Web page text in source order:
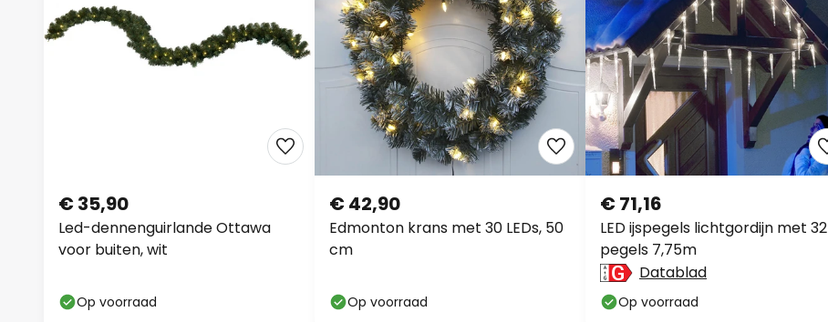
Led-dennenguirlande Ottawa
voor buiten, wit
€ 35,90
Op voorraad
Edmonton krans met 30 LEDs, 50
cm
€ 42,90
Op voorraad
LED ijspegels lichtgordijn met 32
pegels 7,75m
€ 71,16
Datablad
Op voorraad